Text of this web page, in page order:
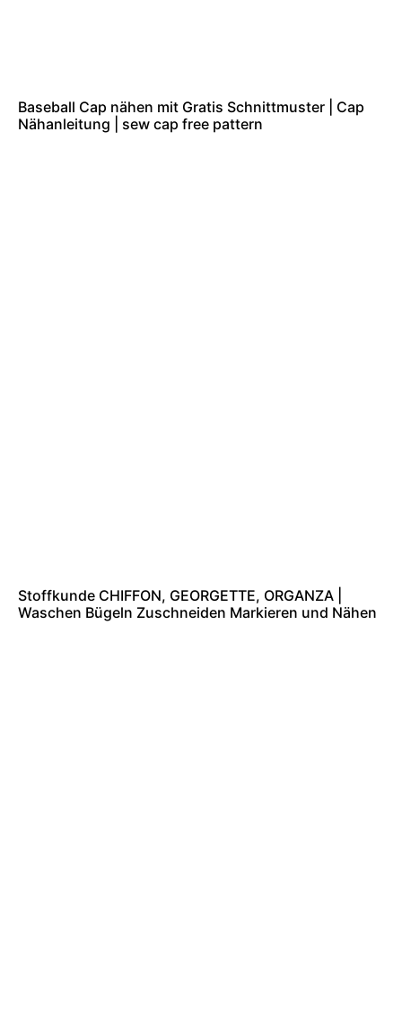
Baseball Cap nähen mit Gratis Schnittmuster | Cap
Nähanleitung | sew cap free pattern
Stoffkunde CHIFFON, GEORGETTE, ORGANZA |
Waschen Bügeln Zuschneiden Markieren und Nähen